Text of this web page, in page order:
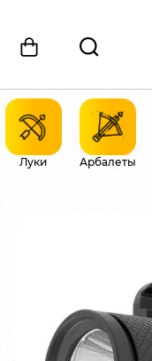
Луки Арбалеты